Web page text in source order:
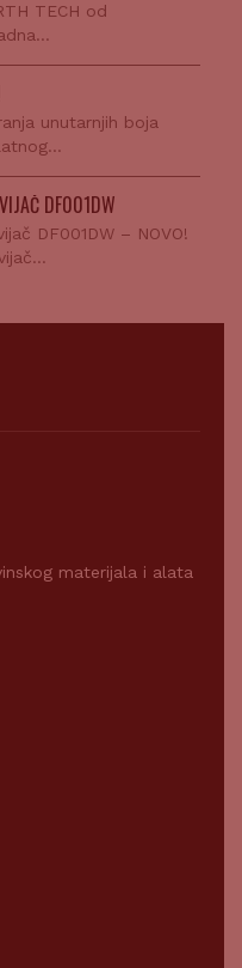
TECH od
unutarnjih boja
DF001DW
DF001DW – NOVO!
materijala i alata